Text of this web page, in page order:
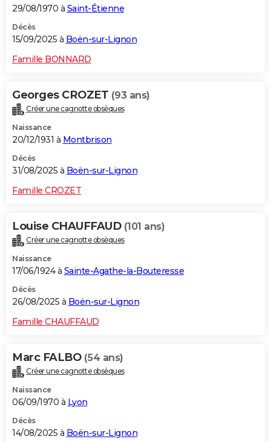
29/08/1970 à Saint-Étienne
Décès
15/09/2025 à Boën-sur-Lignon
Famille BONNARD
Georges CROZET (93 ans)
Créer une cagnotte obsèques
Naissance
20/12/1931 à Montbrison
Décès
31/08/2025 à Boën-sur-Lignon
Famille CROZET
Louise CHAUFFAUD (101 ans)
Créer une cagnotte obsèques
Naissance
17/06/1924 à Sainte-Agathe-la-Bouteresse
Décès
26/08/2025 à Boën-sur-Lignon
Famille CHAUFFAUD
Marc FALBO (54 ans)
Créer une cagnotte obsèques
Naissance
06/09/1970 à Lyon
Décès
14/08/2025 à Boën-sur-Lignon